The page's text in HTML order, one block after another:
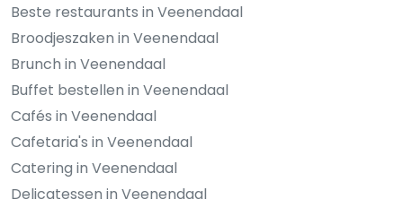
Beste restaurants in Veenendaal
Broodjeszaken in Veenendaal
Brunch in Veenendaal
Buffet bestellen in Veenendaal
Cafés in Veenendaal
Cafetaria's in Veenendaal
Catering in Veenendaal
Delicatessen in Veenendaal